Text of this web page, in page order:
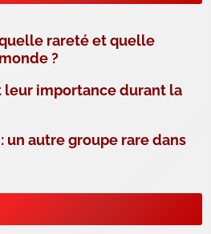
rareté et quelle
?
leur importance durant la
un autre groupe rare dans